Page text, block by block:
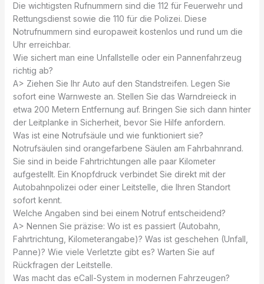
Die wichtigsten Rufnummern sind die 112 für Feuerwehr und
Rettungsdienst sowie die 110 für die Polizei. Diese
Notrufnummern sind europaweit kostenlos und rund um die
Uhr erreichbar.
Wie sichert man eine Unfallstelle oder ein Pannenfahrzeug
richtig ab?
A> Ziehen Sie Ihr Auto auf den Standstreifen. Legen Sie
sofort eine Warnweste an. Stellen Sie das Warndreieck in
etwa 200 Metern Entfernung auf. Bringen Sie sich dann hinter
der Leitplanke in Sicherheit, bevor Sie Hilfe anfordern.
Was ist eine Notrufsäule und wie funktioniert sie?
Notrufsäulen sind orangefarbene Säulen am Fahrbahnrand.
Sie sind in beide Fahrtrichtungen alle paar Kilometer
aufgestellt. Ein Knopfdruck verbindet Sie direkt mit der
Autobahnpolizei oder einer Leitstelle, die Ihren Standort
sofort kennt.
Welche Angaben sind bei einem Notruf entscheidend?
A> Nennen Sie präzise: Wo ist es passiert (Autobahn,
Fahrtrichtung, Kilometerangabe)? Was ist geschehen (Unfall,
Panne)? Wie viele Verletzte gibt es? Warten Sie auf
Rückfragen der Leitstelle.
Was macht das eCall-System in modernen Fahrzeugen?